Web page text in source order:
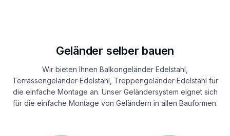
Geländer selber bauen
Wir bieten Ihnen Balkongeländer Edelstahl,
Terrassengeländer Edelstahl, Treppengeländer Edelstahl für
die einfache Montage an. Unser Geländersystem eignet sich
für die einfache Montage von Geländern in allen Bauformen.